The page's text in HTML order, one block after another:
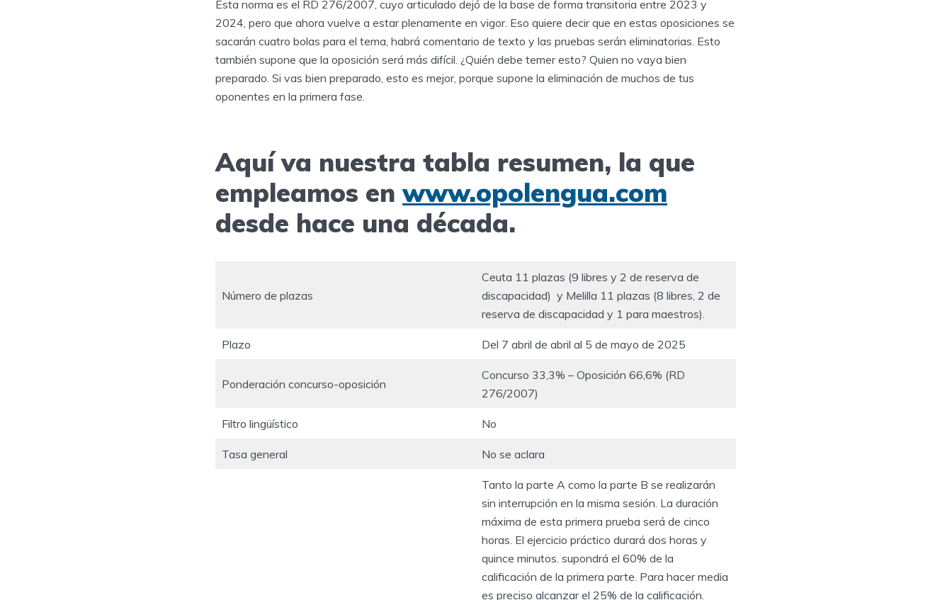
Esta norma es el RD 276/2007, cuyo articulado dejó de la base de forma transitoria entre 2023 y
2024, pero que ahora vuelve a estar plenamente en vigor. Eso quiere decir que en estas oposiciones se
sacarán cuatro bolas para el tema, habrá comentario de texto y las pruebas serán eliminatorias. Esto
también supone que la oposición será más difícil. ¿Quién debe temer esto? Quien no vaya bien
preparado. Si vas bien preparado, esto es mejor, porque supone la eliminación de muchos de tus
oponentes en la primera fase.
Aquí va nuestra tabla resumen, la que
empleamos enwww.opolengua.com
desde hace una década.
Número de plazas
Ceuta 11 plazas (9 libres y 2 de reserva de
discapacidad) y Melilla 11 plazas (8 libres, 2 de
reserva de discapacidad y 1 para maestros).
Plazo Del 7 abril de abril al 5 de mayo de 2025
Ponderación concurso-oposición
Concurso 33,3% – Oposición 66,6% (RD
276/2007)
Filtro lingüístico No
Tasa general No se aclara
Tanto la parte A como la parte B se realizarán
sin interrupción en la misma sesión. La duración
máxima de esta primera prueba será de cinco
horas. El ejercicio práctico durará dos horas y
quince minutos. supondrá el 60% de la
calificación de la primera parte. Para hacer media
es preciso alcanzar el 25% de la calificación.